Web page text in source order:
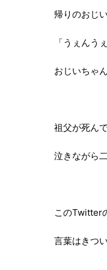
帰りのおじ
「うぇんう
おじいちゃ
祖父が死ん
泣きながら
このTwitter
言葉はきつ